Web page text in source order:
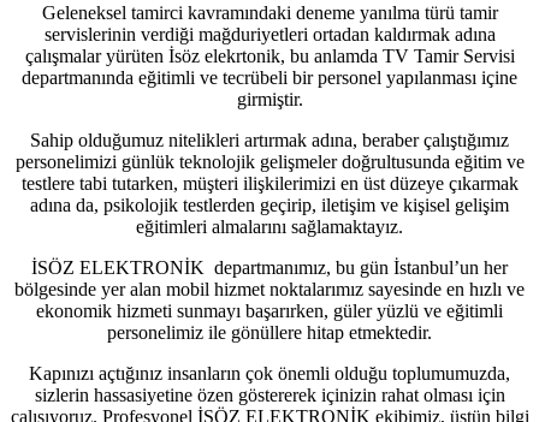
Geleneksel tamirci kavramındaki deneme yanılma türü tamir
servislerinin verdiği mağduriyetleri ortadan kaldırmak adına
çalışmalar yürüten İsöz elekrtonik, bu anlamda TV Tamir Servisi
departmanında eğitimli ve tecrübeli bir personel yapılanması içine
girmiştir.
Sahip olduğumuz nitelikleri artırmak adına, beraber çalıştığımız
personelimizi günlük teknolojik gelişmeler doğrultusunda eğitim ve
testlere tabi tutarken, müşteri ilişkilerimizi en üst düzeye çıkarmak
adına da, psikolojik testlerden geçirip, iletişim ve kişisel gelişim
eğitimleri almalarını sağlamaktayız.
İSÖZ ELEKTRONİK departmanımız, bu gün İstanbul’un her
bölgesinde yer alan mobil hizmet noktalarımız sayesinde en hızlı ve
ekonomik hizmeti sunmayı başarırken, güler yüzlü ve eğitimli
personelimiz ile gönüllere hitap etmektedir.
Kapınızı açtığınız insanların çok önemli olduğu toplumumuzda,
sizlerin hassasiyetine özen göstererek içinizin rahat olması için
çalışıyoruz. Profesyonel İSÖZ ELEKTRONİK ekibimiz, üstün bilgi